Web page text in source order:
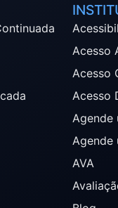
Acesso
Acesso
Acesso
Agende
Agende
AVA